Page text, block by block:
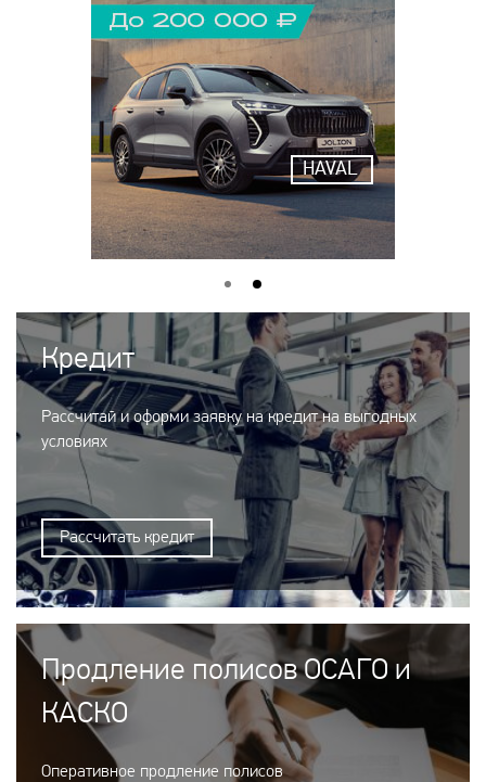
HAVAL
Кредит
Рассчитай и оформи заявку на кредит на выгодных
условиях
Рассчитать кредит
Продление полисов ОСАГО и
КАСКО
Оперативное продление полисов